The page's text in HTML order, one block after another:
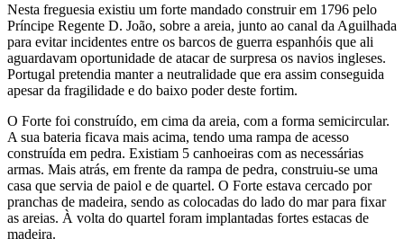
Nesta freguesia existiu um forte mandado construir em 1796 pelo
Príncipe Regente D. João, sobre a areia, junto ao canal da Aguilhada
para evitar incidentes entre os barcos de guerra espanhóis que ali
aguardavam oportunidade de atacar de surpresa os navios ingleses.
Portugal pretendia manter a neutralidade que era assim conseguida
apesar da fragilidade e do baixo poder deste fortim.
O Forte foi construído, em cima da areia, com a forma semicircular.
A sua bateria ficava mais acima, tendo uma rampa de acesso
construída em pedra. Existiam 5 canhoeiras com as necessárias
armas. Mais atrás, em frente da rampa de pedra, construiu-se uma
casa que servia de paiol e de quartel. O Forte estava cercado por
pranchas de madeira, sendo as colocadas do lado do mar para fixar
as areias. À volta do quartel foram implantadas fortes estacas de
madeira.